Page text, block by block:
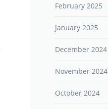
February 2025
January 2025
December 2024
November 2024
October 2024